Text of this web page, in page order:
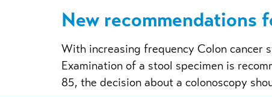
New recommendations
With increasing frequency Colon cancer
Examination of a stool specimen is
85, the decision about a colonoscopy